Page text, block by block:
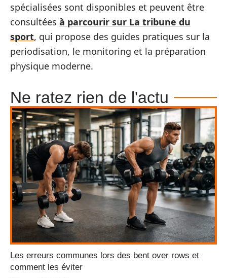
spécialisées sont disponibles et peuvent être
consultées à parcourir sur La tribune du
sport, qui propose des guides pratiques sur la
periodisation, le monitoring et la préparation
physique moderne.
Ne ratez rien de l'actu
Les erreurs communes lors des bent over rows et
comment les éviter